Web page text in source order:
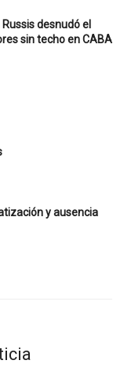
desnudó el
sin techo en CABA
y ausencia